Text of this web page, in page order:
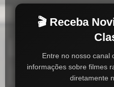
🎬 Receba
Entre no nosso canal
informações sobre filmes
diretamente